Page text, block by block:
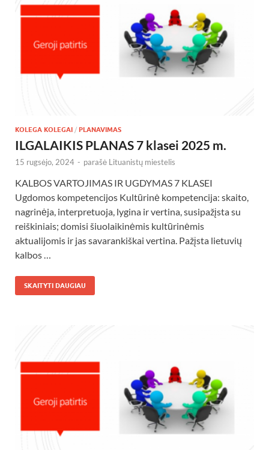
KOLEGA KOLEGAI / PLANAVIMAS
ILGALAIKIS PLANAS 7 klasei 2025 m.
15 rugsėjo, 2024 - parašė Lituanistų miestelis
KALBOS VARTOJIMAS IR UGDYMAS 7 KLASEI
Ugdomos kompetencijos Kultūrinė kompetencija: skaito,
nagrinėja, interpretuoja, lygina ir vertina, susipažįsta su
reiškiniais; domisi šiuolaikinėmis kultūrinėmis
aktualijomis ir jas savarankiškai vertina. Pažįsta lietuvių
kalbos …
SKAITYTI DAUGIAU